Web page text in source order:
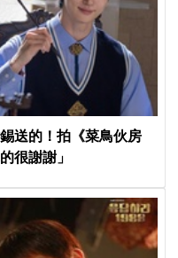
送的！拍《菜鳥伙房
很謝謝」